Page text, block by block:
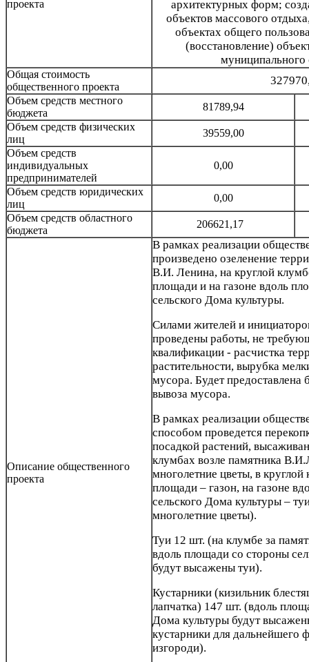
проекта
архитектурных форм;
объектов массового
объектах общего
(восстановление)
муниципального
Общая стоимость
общественного проекта
Объем средств местного
бюджета
81789,94
Объем средств физических
лиц
39559,00
Объем средств
индивидуальных
предпринимателей
0,00
Объем средств юридических
лиц
0,00
Объем средств областного
бюджета
206621,17
Описание общественного
проекта
В рамках реализации
произведено озеленение
В.И. Ленина, на круглой
площади и на газоне вдоль
сельского Дома культуры.
Силами жителей и
проведены работы, не
квалификации - расчистка
растительности, вырубка
мусора. Будет предоставлена
вывоза мусора.
В рамках реализации
способом проведется
посадкой растений,
клумбах возле памятника
многолетние цветы, в
площади – газон, на газоне
сельского Дома культуры –
многолетние цветы).
Туи 12 шт. (на клумбе за
вдоль площади со стороны
будут высажены туи).
Кустарники (кизильник
лапчатка) 147 шт. (вдоль
Дома культуры будут
кустарники для дальнейшего
изгороди).